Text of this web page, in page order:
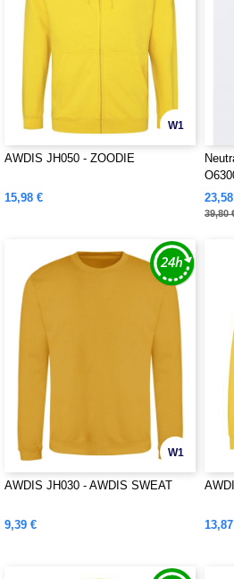
W1
AWDIS JH050 - ZOODIE
15,98 €
39,80
W1
AWDIS JH030 - AWDIS SWEAT
9,39 €